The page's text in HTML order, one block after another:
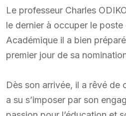
Le professeur Charles
le dernier à occuper le poste
Académique il a bien
premier jour de sa
Dès son arrivée, il a rêvé de
a su s’imposer par son